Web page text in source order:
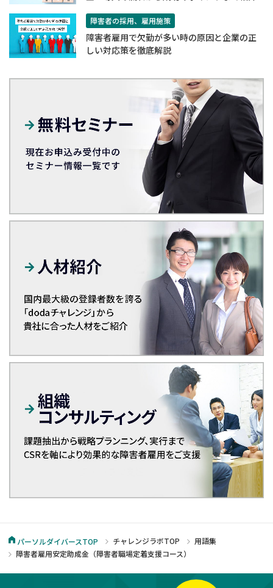
障害者の採用、雇用施策
障害者雇用で欠勤が多い時の原因と企業の正
しい対応策を徹底解説
パーソルダイバースTOP チャレンジラボTOP
用語集
障害者雇用安定助成金（障害者職場定着支援コース）